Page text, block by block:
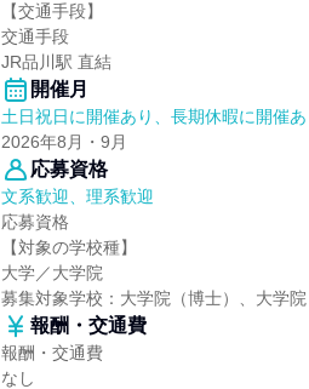
【交通手段】
交通手段
JR品川駅 直結
開催月
土日祝日に開催あり、長期休暇に開催あ
2026年8月・9月
応募資格
文系歓迎、理系歓迎
応募資格
【対象の学校種】
大学／大学院
募集対象学校：大学院（博士）、大学
報酬・交通費
報酬・交通費
なし